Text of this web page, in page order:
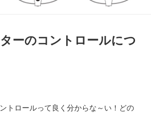
ーのコントロールにつ
トロールって良く分からな～い！どの